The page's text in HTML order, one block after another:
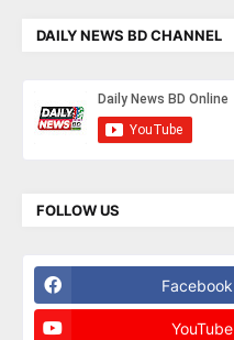
DAILY NEWS BD CHANNEL
FOLLOW US
Facebook
YouTube